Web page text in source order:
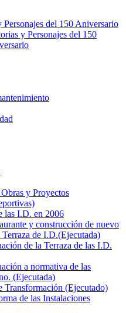
Personajes del 150 Aniversario
y Personajes del 150
y Proyectos
las I.D. en 2006
y construcción de nuevo
de I.D.(Ejecutada)
de la Terraza de las I.D.
a normativa de las
(Ejecutada)
Transformación (Ejecutado)
de las Instalaciones